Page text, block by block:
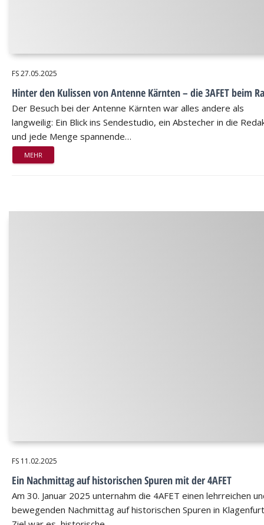
FS27.05.2025
Hinter den Kulissen von Antenne Kärnten – die 3AFET beim
Der Besuch bei der Antenne Kärnten war alles andere als
langweilig: Ein Blick ins Sendestudio, ein Abstecher in die
und jede Menge spannende…
MEHR
FS 11.02.2025
Ein Nachmittag auf historischen Spuren mit der 4AFET
Am 30. Januar 2025 unternahm die 4AFET einen lehrreichen
bewegenden Nachmittag auf historischen Spuren in